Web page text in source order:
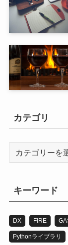
カテゴリ
キーワード
DX FIRE
Pythonライブラリ